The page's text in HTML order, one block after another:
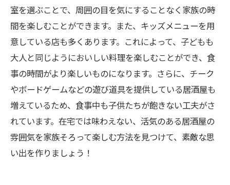
室を選ぶことで、周囲の目を気にすることなく家族の時
間を楽しむことができます。また、キッズメニューを用
意している店も多くあります。これによって、子どもも
大人と同じようにおいしい料理を楽しむことができ、食
事の時間がより楽しいものになります。さらに、チーク
やボードゲームなどの遊び道具を提供している居酒屋も
増えているため、食事中も子供たちが飽きない工夫がさ
れています。在宅では味わえない、活気のある居酒屋の
雰囲気を家族そろって楽しむ方法を見つけて、素敵な思
い出を作りましょう！